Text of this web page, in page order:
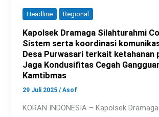
Headline Regional
Kapolsek Dramaga Silahturahmi
Sistem serta koordinasi
Desa Purwasari terkait ketahanan
Jaga Kondusifitas Cegah
Kamtibmas
29 Juli 2025/Asof
KORAN INDONESIA – Kapolsek